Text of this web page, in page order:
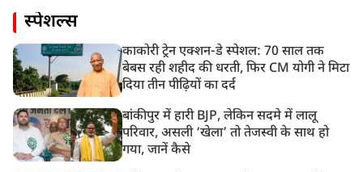
स्पेशल्स
काकोरी ट्रेन एक्शन-डे स्पेशल: 70 साल तक
बेबस रही शहीद की धरती, फिर CM योगी ने मिटा
दिया तीन पीढ़ियों का दर्द
बांकीपुर में हारी BJP, लेकिन सदमे में लालू
परिवार, असली ‘खेला’ तो तेजस्वी के साथ हो
गया, जानें कैसे